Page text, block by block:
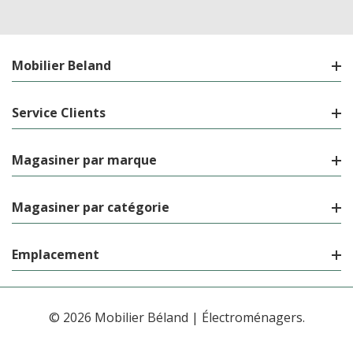
Mobilier Beland
Service Clients
Magasiner par marque
Magasiner par catégorie
Emplacement
© 2026 Mobilier Béland | Électroménagers.